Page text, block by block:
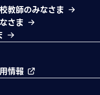
教師のみなさま
さま
情報